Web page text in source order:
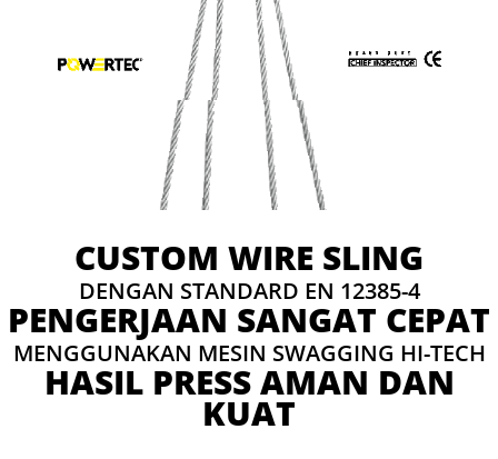
CUSTOM WIRE SLING
DENGAN STANDARD EN 12385-4
PENGERJAAN SANGAT CEPAT
MENGGUNAKAN MESIN SWAGGING HI-TECH
HASIL PRESS AMAN DAN
KUAT